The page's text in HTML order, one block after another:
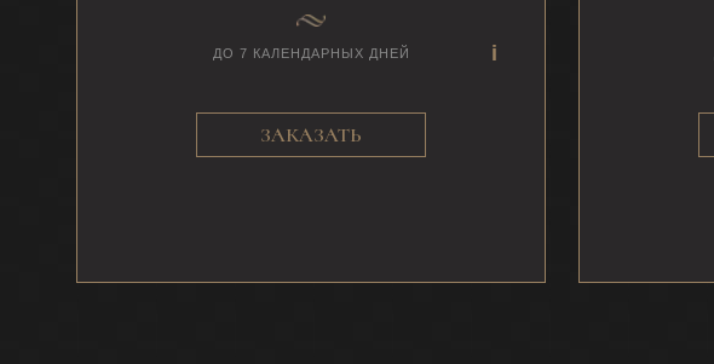
ДО 7 КАЛЕНДАРНЫХ ДНЕЙ
ЗАКАЗАТЬ